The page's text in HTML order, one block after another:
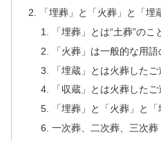
「埋葬」と「火葬」と「埋
「埋葬」とは“土葬”のこ
「火葬」は一般的な用語
「埋蔵」とは火葬した
「収蔵」とは火葬した
「埋葬」と「火葬」と
一次葬、二次葬、三次葬